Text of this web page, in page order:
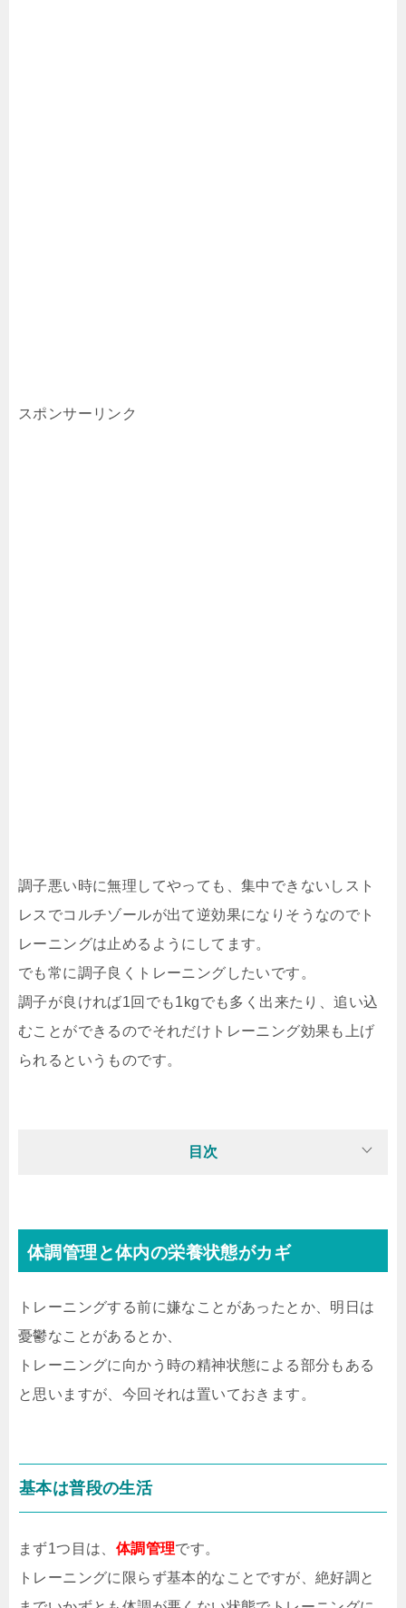
スポンサーリンク
調子悪い時に無理してやっても、集中できないしスト
レスでコルチゾールが出て逆効果になりそうなのでト
レーニングは止めるようにしてます。
でも常に調子良くトレーニングしたいです。
調子が良ければ1回でも1kgでも多く出来たり、追い込
むことができるのでそれだけトレーニング効果も上げ
られるというものです。
目次
体調管理と体内の栄養状態がカギ
トレーニングする前に嫌なことがあったとか、明日は
憂鬱なことがあるとか、
トレーニングに向かう時の精神状態による部分もある
と思いますが、今回それは置いておきます。
基本は普段の生活
まず1つ目は、 体調管理です。
トレーニングに限らず基本的なことですが、絶好調と